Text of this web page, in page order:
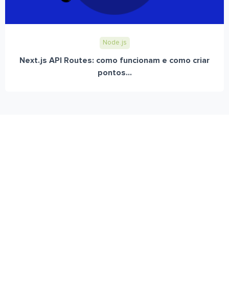
Node.js
Next.js API Routes: como funcionam e como criar
pontos...